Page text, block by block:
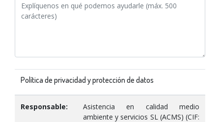
Política de privacidad y protección de datos
Responsable:
Asistencia en calidad medio
ambiente y servicios SL (ACMS) (CIF: